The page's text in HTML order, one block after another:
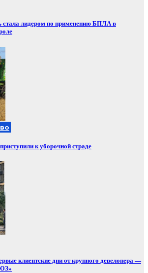
стала лидером по применению БПЛА в
к уборочной страде
клиентские дни от крупного девелопера —